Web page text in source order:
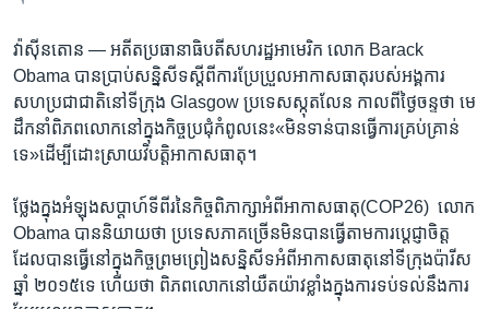
ស្វែង​វ៉ាស៊ីនតោន — អតីត​ប្រធានាធិបតី​សហ​រដ្ឋ​អាមេរិក​ លោក​ Barack
Obama​ បាន​ប្រាប់​សន្និសីទ​ស្តីពី​ការ​ប្រែប្រួល​អាកាសធាតុ​របស់​អង្គការ​
សហ​ប្រជាជាតិ​នៅ​ទីក្រុង ​Glasgow ​ប្រទេស​ស្កុតលែន ​កាលពី​ថ្ងៃចន្ទ​ថា​ មេ​
ដឹកនាំ​ពិភពលោក​នៅ​ក្នុង​កិច្ច​ប្រជុំ​កំពូល​នេះ​«មិនទាន់​បាន​ធ្វើការ​គ្រប់គ្រាន់​
ទេ»​ដើម្បី​ដោះស្រាយ​វិបត្តិ​អាកាសធាតុ។​
ថ្លែង​ក្នុង​អំឡុង​សប្តាហ៍​ទីពីរ​នៃ​កិច្ច​ពិភាក្សា​អំពី​អាកាសធាតុ​(COP26) ​ លោក​
Obama បាន​និយាយ​ថា​ ប្រទេស​ភាគ​ច្រើន​មិន​បាន​ធ្វើ​តាម​ការ​ប្តេជ្ញាចិត្ត​
ដែល​បាន​ធ្វើ​នៅ​ក្នុង​កិច្ច​ព្រមព្រៀង​សន្និសីទ​អំពី​អាកាសធាតុ​នៅ​ទីក្រុង​ប៉ារីស​
ឆ្នាំ ​២០១៥​ទេ​ ហើយ​ថា​ ពិភពលោក​នៅ​យឺតយ៉ាវ​ខ្លាំង​ក្នុង​ការ​ទប់​ទល់​នឹង​ការ​